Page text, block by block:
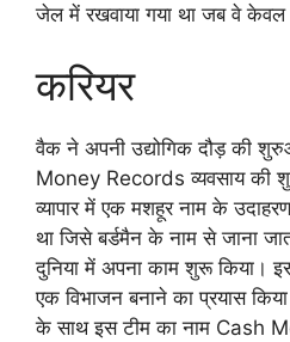
जेल में रखवाया गया था जब वे
करियर
वैक ने अपनी उद्योगिक दौड़ की
Money Records व्यवसाय की
व्यापार में एक मशहूर नाम के
था जिसे बर्डमैन के नाम से जाना
दुनिया में अपना काम शुरू किया।
एक विभाजन बनाने का प्रयास
के साथ इस टीम का नाम Cash